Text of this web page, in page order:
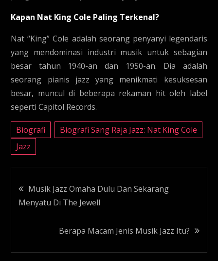
Kapan Nat King Cole Paling Terkenal?
Nat “King” Cole adalah seorang penyanyi legendaris
yang mendominasi industri musik untuk sebagian
besar tahun 1940-an dan 1950-an. Dia adalah
seorang pianis jazz yang menikmati kesuksesan
besar, muncul di beberapa rekaman hit oleh label
seperti Capitol Records.
Biografi
Biografi Sang Raja Jazz: Nat King Cole
Jazz
Navigasi
pos
Musik Jazz Omaha Dulu Dan Sekarang
Menyatu Di The Jewell
Berapa Macam Jenis Musik Jazz Itu?